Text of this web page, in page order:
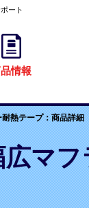
ート
情報
熱テープ：商品詳細
広マフ